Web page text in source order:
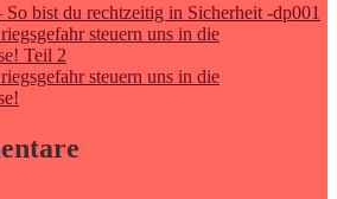
bist du rechtzeitig in Sicherheit -dp001
steuern uns in die
Teil 2
steuern uns in die